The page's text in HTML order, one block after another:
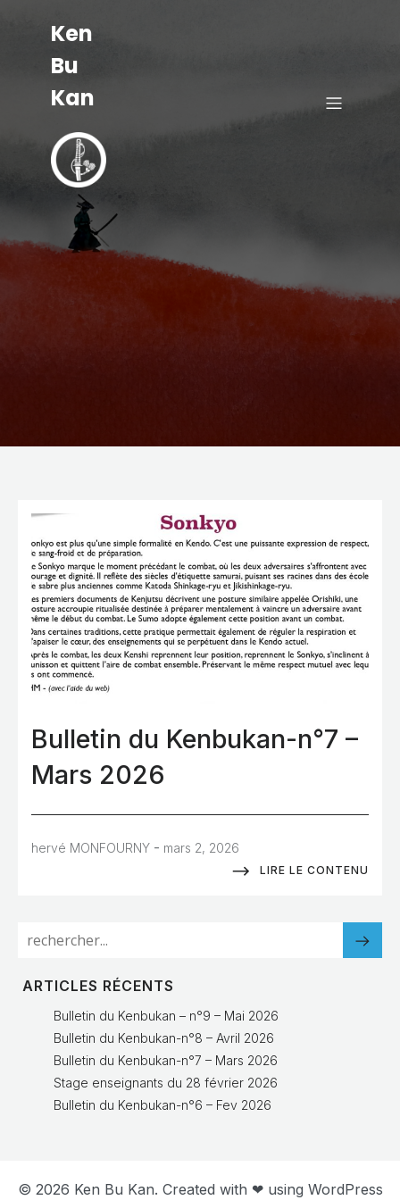
Ken
Bu
Kan
Bulletin du Kenbukan-n°7 –
Mars 2026
hervé MONFOURNY - mars 2, 2026
LIRE LE CONTENU
ARTICLES RÉCENTS
Bulletin du Kenbukan – n°9 – Mai 2026
Bulletin du Kenbukan-n°8 – Avril 2026
Bulletin du Kenbukan-n°7 – Mars 2026
Stage enseignants du 28 février 2026
Bulletin du Kenbukan-n°6 – Fev 2026
© 2026 Ken Bu Kan. Created with ❤ using WordPress